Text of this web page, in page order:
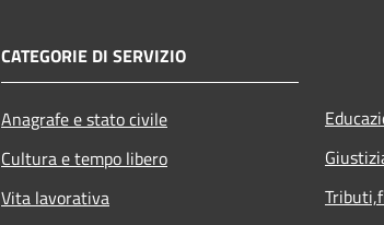
CATEGORIE DI SERVIZIO
Anagrafe e stato civile
Cultura e tempo libero
Vita lavorativa